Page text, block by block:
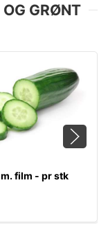
GRØNT
film - pr stk